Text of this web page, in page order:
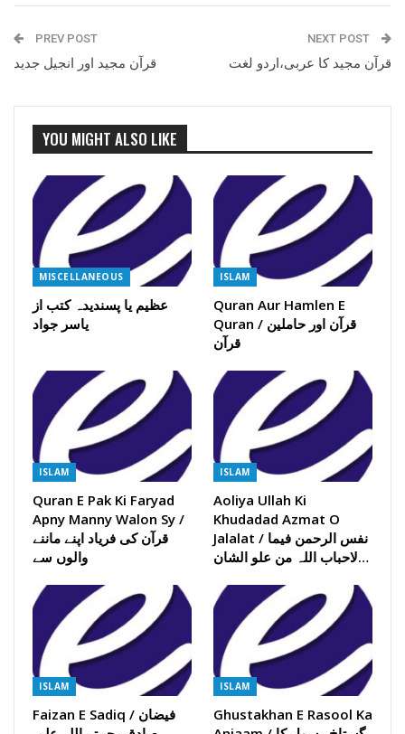
PREV POST
قرآن مجید اور انجیل جدید
NEXT POST
قرآن مجید کا عربی،اردو لغت
YOU MIGHT ALSO LIKE
MISCELLANEOUS
عظیم یا پسندیدہ کتب از
یاسر جواد
ISLAM
Quran Aur Hamlen E
Quran / قرآن اور حاملین
قرآن
ISLAM
Quran E Pak Ki Faryad
Apny Manny Walon Sy /
قرآن کی فریاد اپنے ماننے
والوں سے
ISLAM
Aoliya Ullah Ki
Khudadad Azmat O
Jalalat / نفس الرحمن فیما
لاحباب اللہ من علو الشان…
ISLAM
Faizan E Sadiq / فیضان
ISLAM
Ghustakhan E Rasool Ka